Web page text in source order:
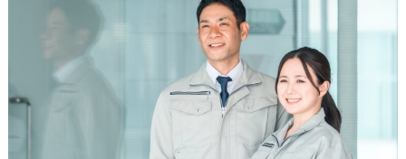
FAQ
お問い合わせ